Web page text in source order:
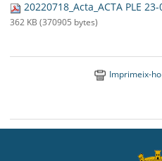
20220718_Acta_ACTA PLE
362 KB (370905 bytes)
Imprimeix-ho